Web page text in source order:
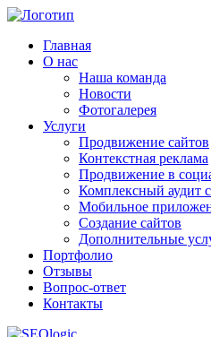
Главная
О нас
Наша команда
Новости
Фотогалерея
Услуги
Продвижение сайтов
Контекстная реклама
Продвижение в
Комплексный аудит
Мобильное
Создание сайтов
Дополнительные
Портфолио
Отзывы
Вопрос-ответ
Контакты